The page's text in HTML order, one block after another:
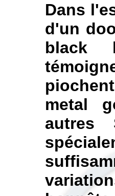
Dans
d'un
black
metal
autres